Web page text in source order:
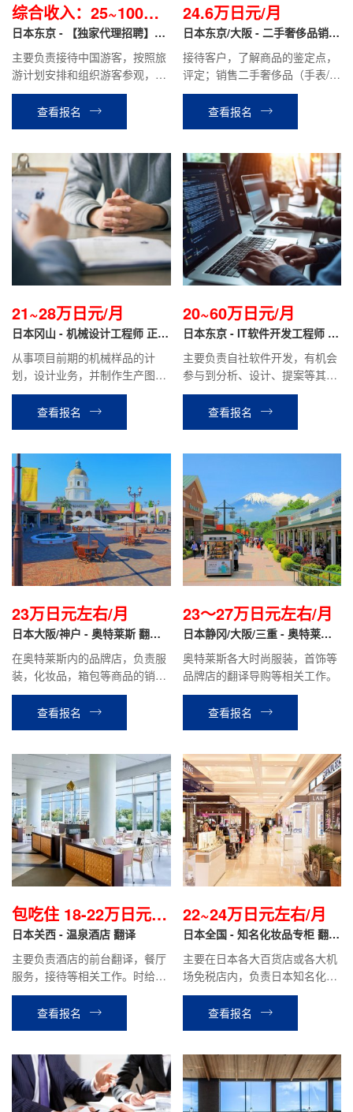
综合收入：25~100万
日元不等/月
日本东京 - 【独家代理招聘】导
游职
主要负责接待中国游客，按照旅
游计划安排和组织游客参观，游
览。介绍景点特色，管理游客的
交通，食宿等。协助处理游客在
旅途中遇到的问题。
查看报名
24.6万日元/月
日本东京/大阪 - 二手奢侈品销售
翻译 正社员
接待客户，了解商品的鉴定点，
评定；销售二手奢侈品（手表/服
装/包/宝石/首饰等）；运用
Instagram·TikTok进行SNS宣
传；商品库存管理等工作。
查看报名
21~28万日元/月
日本冈山 - 机械设计工程师 正社
从事项目前期的机械样品的计
划，设计业务，并制作生产图
纸，机械组装等业务
查看报名
20~60万日元/月
日本东京 - IT软件开发工程师 正
社员
主要负责自社软件开发，有机会
参与到分析、设计、提案等其他
相关工作。月薪20万日元~70万
日元（根据个人技术经验）
查看报名
23万日元左右/月
日本大阪/神户 - 奥特莱斯 翻译
导购
在奥特莱斯内的品牌店，负责服
装，化妆品，箱包等商品的销售
翻译，商品整理，在库管理等工
作。时给1300日元~1500日元，
月收入税前约23万日元左右
查看报名
23～27万日元左右/月
日本静冈/大阪/三重 - 奥特莱斯
品牌专柜 翻译导购
奥特莱斯各大时尚服装，首饰等
品牌店的翻译导购等相关工作。
查看报名
包吃住 18-22万日元/
月
日本关西 - 温泉酒店 翻译
主要负责酒店的前台翻译，餐厅
服务，接待等相关工作。时给制
1050~1200日元/小时，月收
入：包住18~22万日元。
查看报名
22~24万日元左右/月
日本全国 - 知名化妆品专柜 翻译
导购
主要在日本各大百货店或各大机
场免税店内，负责日本知名化妆
品品牌的销售翻译工作。
查看报名